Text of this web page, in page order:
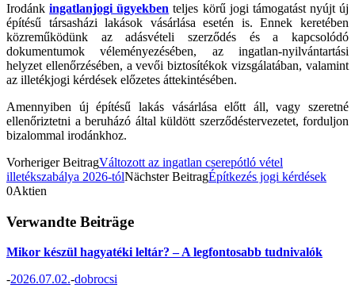
Irodánkingatlanjogi ügyekben teljes körű jogi támogatást nyújt új
építésű társasházi lakások vásárlása esetén is. Ennek keretében
közreműködünk az adásvételi szerződés és a kapcsolódó
dokumentumok véleményezésében, az ingatlan-nyilvántartási
helyzet ellenőrzésében, a vevői biztosítékok vizsgálatában, valamint
az illetékjogi kérdések előzetes áttekintésében.
Amennyiben új építésű lakás vásárlása előtt áll, vagy szeretné
ellenőriztetni a beruházó által küldött szerződéstervezetet, forduljon
bizalommal irodánkhoz.
Vorheriger BeitragVáltozott az ingatlan cserepótló vétel
illetékszabálya 2026-tólNächster BeitragÉpítkezés jogi kérdések
0Aktien
Verwandte Beiträge
Mikor készül hagyatéki leltár? – A legfontosabb tudnivalók
-2026.07.02.-dobrocsi